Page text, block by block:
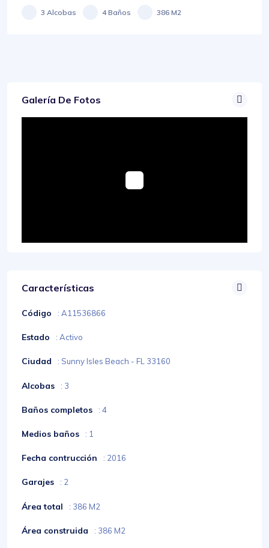
3 Alcobas 4 Baños 386 M2
Galería De Fotos
Características
Código : A11536866
Estado : Activo
Ciudad : Sunny Isles Beach - FL 33160
Alcobas : 3
Baños completos : 4
Medios baños : 1
Fecha contrucción : 2016
Garajes : 2
Área total : 386 M2
Área construida : 386 M2